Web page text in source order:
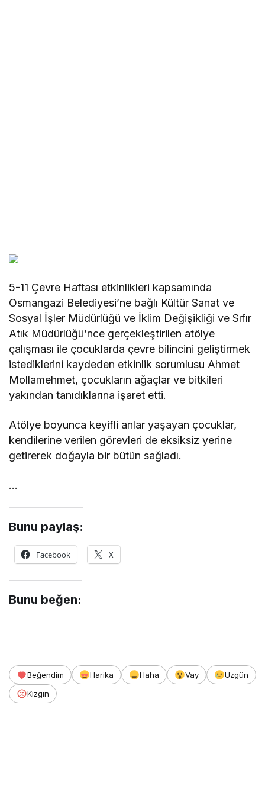
5-11 Çevre Haftası etkinlikleri kapsamında
Osmangazi Belediyesi’ne bağlı Kültür Sanat ve
Sosyal İşler Müdürlüğü ve İklim Değişikliği ve Sıfır
Atık Müdürlüğü’nce gerçekleştirilen atölye
çalışması ile çocuklarda çevre bilincini geliştirmek
istediklerini kaydeden etkinlik sorumlusu Ahmet
Mollamehmet, çocukların ağaçlar ve bitkileri
yakından tanıdıklarına işaret etti.
Atölye boyunca keyifli anlar yaşayan çocuklar,
kendilerine verilen görevleri de eksiksiz yerine
getirerek doğayla bir bütün sağladı.
…
Bunu paylaş:
Facebook X
Bunu beğen:
Beğendim Harika Haha Vay
Üzgün
Kızgın